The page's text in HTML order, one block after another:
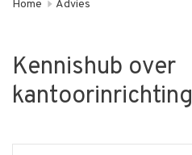
Home Advies
Kennishub over
kantoorinrichting